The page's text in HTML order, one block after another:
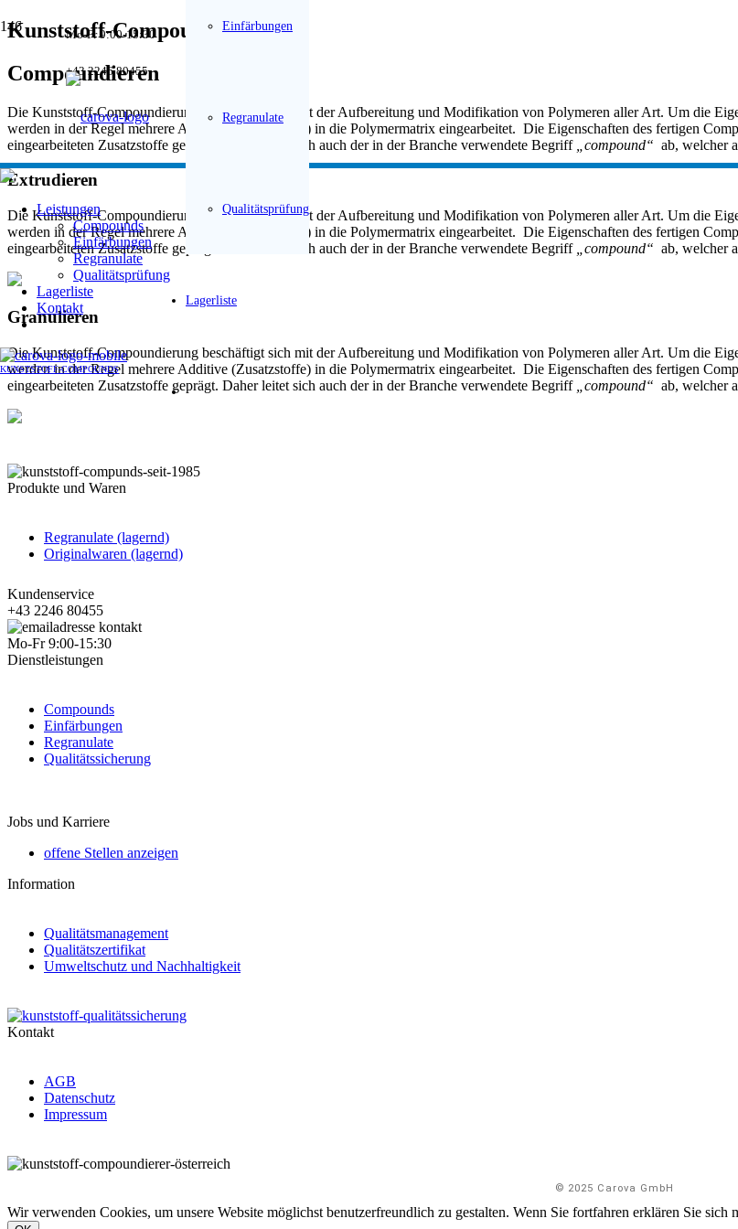
Mo-Fr 9:00-15:30
+43 2246 80455
Einfärbungen
Regranulate
Qualitätsprüfung
Lagerliste
Leistungen
Compounds
Einfärbungen
Regranulate
Qualitätsprüfung
Lagerliste
Kontakt
KUNSTSTOFF-COMPOUNDS
Kunststoff-Compoundierung
Compoundieren
Die Kunststoff-Compoundierung beschäftigt sich mit der Aufbereitung und Modifikation von Polymeren aller Art. Um die
werden in der Regel mehrere Additive (Zusatzstoffe) in die Polymermatrix eingearbeitet. Die Eigenschaften des fertigen
eingearbeiteten Zusatzstoffe geprägt. Daher leitet sich auch der in der Branche verwendete Begriff
„compound“ ab, welcher
Extrudieren
Die Kunststoff-Compoundierung beschäftigt sich mit der Aufbereitung und Modifikation von Polymeren aller Art. Um die
werden in der Regel mehrere Additive (Zusatzstoffe) in die Polymermatrix eingearbeitet. Die Eigenschaften des fertigen
eingearbeiteten Zusatzstoffe geprägt. Daher leitet sich auch der in der Branche verwendete Begriff
„compound“ ab, welcher
Granulieren
Die Kunststoff-Compoundierung beschäftigt sich mit der Aufbereitung und Modifikation von Polymeren aller Art. Um die
werden in der Regel mehrere Additive (Zusatzstoffe) in die Polymermatrix eingearbeitet. Die Eigenschaften des fertigen
eingearbeiteten Zusatzstoffe geprägt. Daher leitet sich auch der in der Branche verwendete Begriff
„compound“ ab, welcher
Produkte und Waren
Regranulate (lagernd)
Originalwaren (lagernd)
Kundenservice
+43 2246 80455
Mo-Fr 9:00-15:30
Dienstleistungen
Compounds
Einfärbungen
Regranulate
Qualitätssicherung
Jobs und Karriere
offene Stellen anzeigen
Information
Qualitätsmanagement
Qualitätszertifikat
Umweltschutz und Nachhaltigkeit
Kontakt
AGB
Datenschutz
Impressum
© 2025 Carova GmbH
Wir verwenden Cookies, um unsere Website möglichst benutzerfreundlich zu gestalten. Wenn Sie fortfahren erklären Sie sich